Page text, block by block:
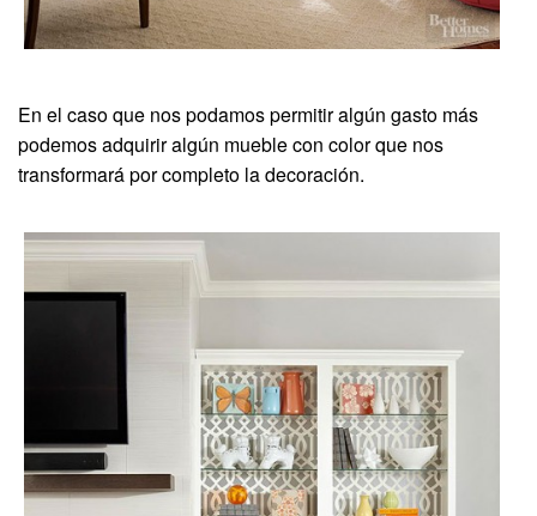
En el caso que nos podamos permitir algún gasto más
podemos adquirir algún mueble con color que nos
transformará por completo la decoración.